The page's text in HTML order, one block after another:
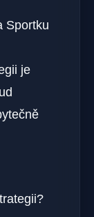
Sportku
je